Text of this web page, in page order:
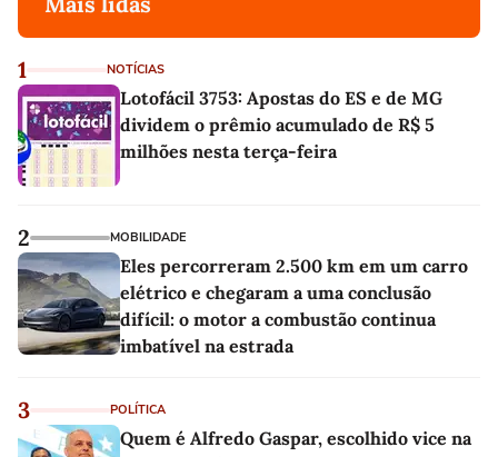
1 NOTÍCIAS
Lotofácil 3753: Apostas do ES e de MG
dividem o prêmio acumulado de R$ 5
milhões nesta terça-feira
2 MOBILIDADE
Eles percorreram 2.500 km em um carro
elétrico e chegaram a uma conclusão
difícil: o motor a combustão continua
imbatível na estrada
3 POLÍTICA
Quem é Alfredo Gaspar, escolhido vice na